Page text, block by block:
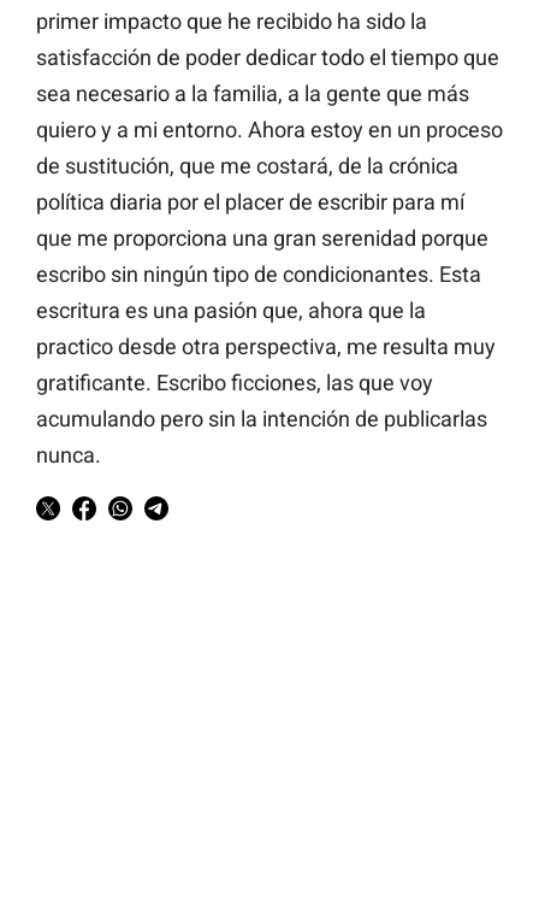
primer impacto que he recibido ha sido la
satisfacción de poder dedicar todo el tiempo que
sea necesario a la familia, a la gente que más
quiero y a mi entorno. Ahora estoy en un proceso
de sustitución, que me costará, de la crónica
política diaria por el placer de escribir para mí
que me proporciona una gran serenidad porque
escribo sin ningún tipo de condicionantes. Esta
escritura es una pasión que, ahora que la
practico desde otra perspectiva, me resulta muy
gratificante. Escribo ficciones, las que voy
acumulando pero sin la intención de publicarlas
nunca.